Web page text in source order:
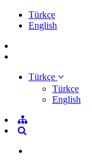
Türkçe
English
Türkçe
Türkçe
English